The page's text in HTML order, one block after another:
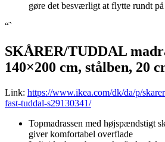
gøre det besværligt at flytte rundt på
“`
SKÅRER/TUDDAL
140×200 cm, stålben, 20
Link: https://www.ikea.com/dk/da/p/
fast-tuddal-s29130341/
Topmadrassen med højspændstigt
giver komfortabel overflade